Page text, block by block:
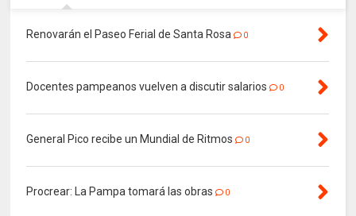
Renovarán el Paseo Ferial de Santa Rosa 0
Docentes pampeanos vuelven a discutir salarios 0
General Pico recibe un Mundial de Ritmos 0
Procrear: La Pampa tomará las obras 0